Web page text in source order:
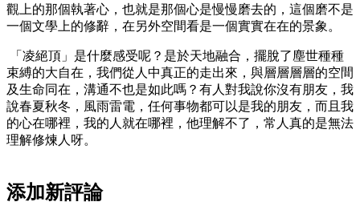
觀上的那個執著心，也就是那個心是慢慢磨去的，這個磨不是
一個文學上的修辭，在另外空間看是一個實實在在的景象。
「凌絕頂」是什麼感受呢？是於天地融合，擺脫了塵世種種
束縛的大自在，我們從人中真正的走出來，與層層層層的空間
及生命同在，溝通不也是如此嗎？有人對我說你沒有朋友，我
說春夏秋冬，風雨雷電，任何事物都可以是我的朋友，而且我
的心在哪裡，我的人就在哪裡，他理解不了，常人真的是無法
理解修煉人呀。
添加新評論